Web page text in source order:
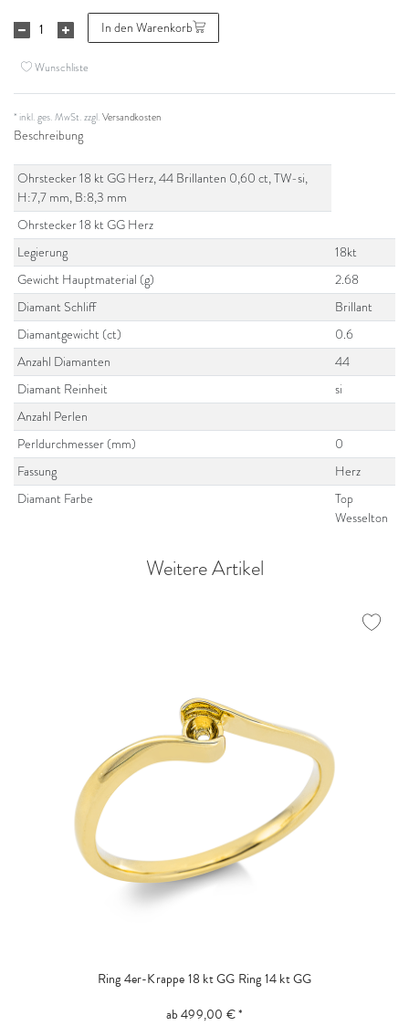
In den Warenkorb
Wunschliste
* inkl. ges. MwSt. zzgl.Versandkosten
Beschreibung
Ohrstecker 18 kt GG Herz, 44 Brillanten 0,60 ct, TW-si,
H:7,7 mm, B:8,3 mm
Ohrstecker 18 kt GG Herz
Legierung
18kt
Gewicht Hauptmaterial (g)
2.68
Diamant Schliff
Brillant
Diamantgewicht (ct)
0.6
Anzahl Diamanten
44
Diamant Reinheit
si
Anzahl Perlen
Perldurchmesser (mm)
0
Fassung
Herz
Diamant Farbe
Top
Wesselton
Weitere Artikel
Ring 4er-Krappe 18 kt GG Ring 14 kt GG
ab 499,00 € *